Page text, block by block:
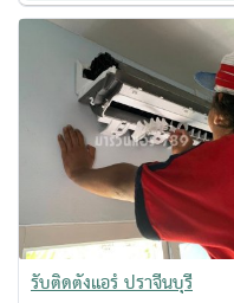
รับติดตั้งแอร์ ปราจีนบุรี